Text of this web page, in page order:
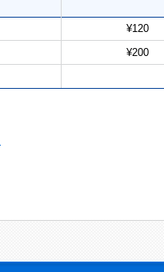
¥120
¥200